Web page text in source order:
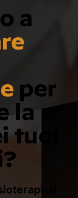
a
per
la
tuoi